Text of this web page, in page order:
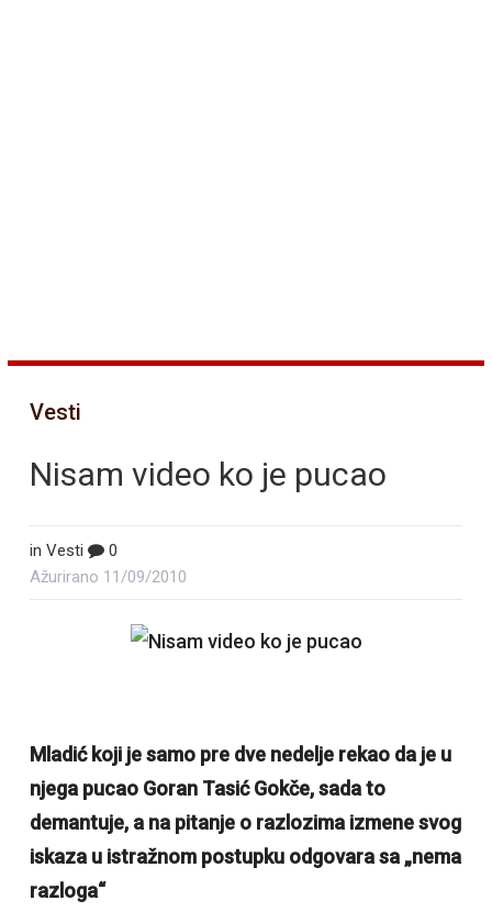
Vesti
Nisam video ko je pucao
in Vesti
0
Ažurirano 11/09/2010
Mladić koji je samo pre dve nedelje rekao da je u
njega pucao Goran Tasić Gokče, sada to
demantuje, a na pitanje o razlozima izmene svog
iskaza u istražnom postupku odgovara sa „nema
razloga“